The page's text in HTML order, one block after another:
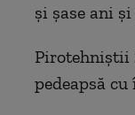
și șase ani
Pirotehniștii
pedeapsă